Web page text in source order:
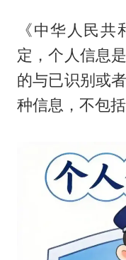
《中华人民
定，个人信息
的与已识别或
种信息，不包